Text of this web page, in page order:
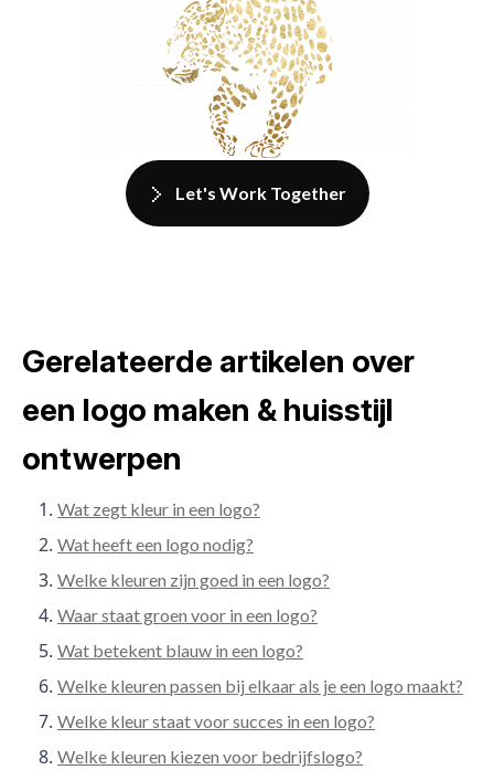
Let's Work Together
Gerelateerde artikelen over
een logo maken & huisstijl
ontwerpen
Wat zegt kleur in een logo?
Wat heeft een logo nodig?
Welke kleuren zijn goed in een logo?
Waar staat groen voor in een logo?
Wat betekent blauw in een logo?
Welke kleuren passen bij elkaar als je een logo maakt?
Welke kleur staat voor succes in een logo?
Welke kleuren kiezen voor bedrijfslogo?